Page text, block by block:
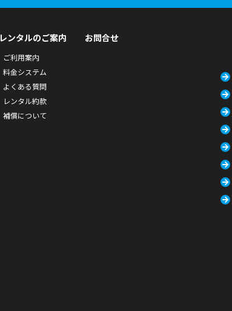
レンタルのご案内
ご利用案内
料金システム
よくある質問
レンタル約款
補償について
お問合せ